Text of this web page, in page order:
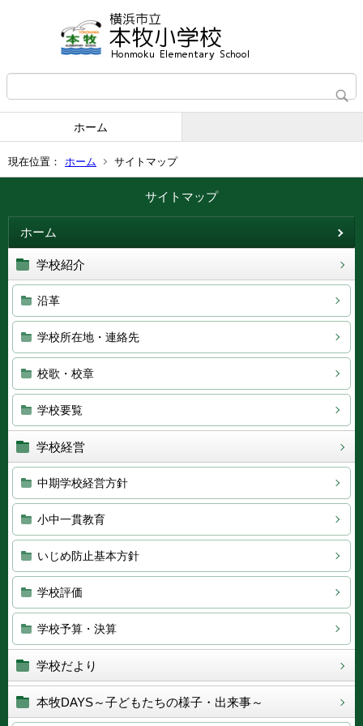
ホーム
現在位置： ホーム サイトマップ
サイトマップ
ホーム
学校紹介
沿革
学校所在地・連絡先
校歌・校章
学校要覧
学校経営
中期学校経営方針
小中一貫教育
いじめ防止基本方針
学校評価
学校予算・決算
学校だより
本牧DAYS～子どもたちの様子・出来事～